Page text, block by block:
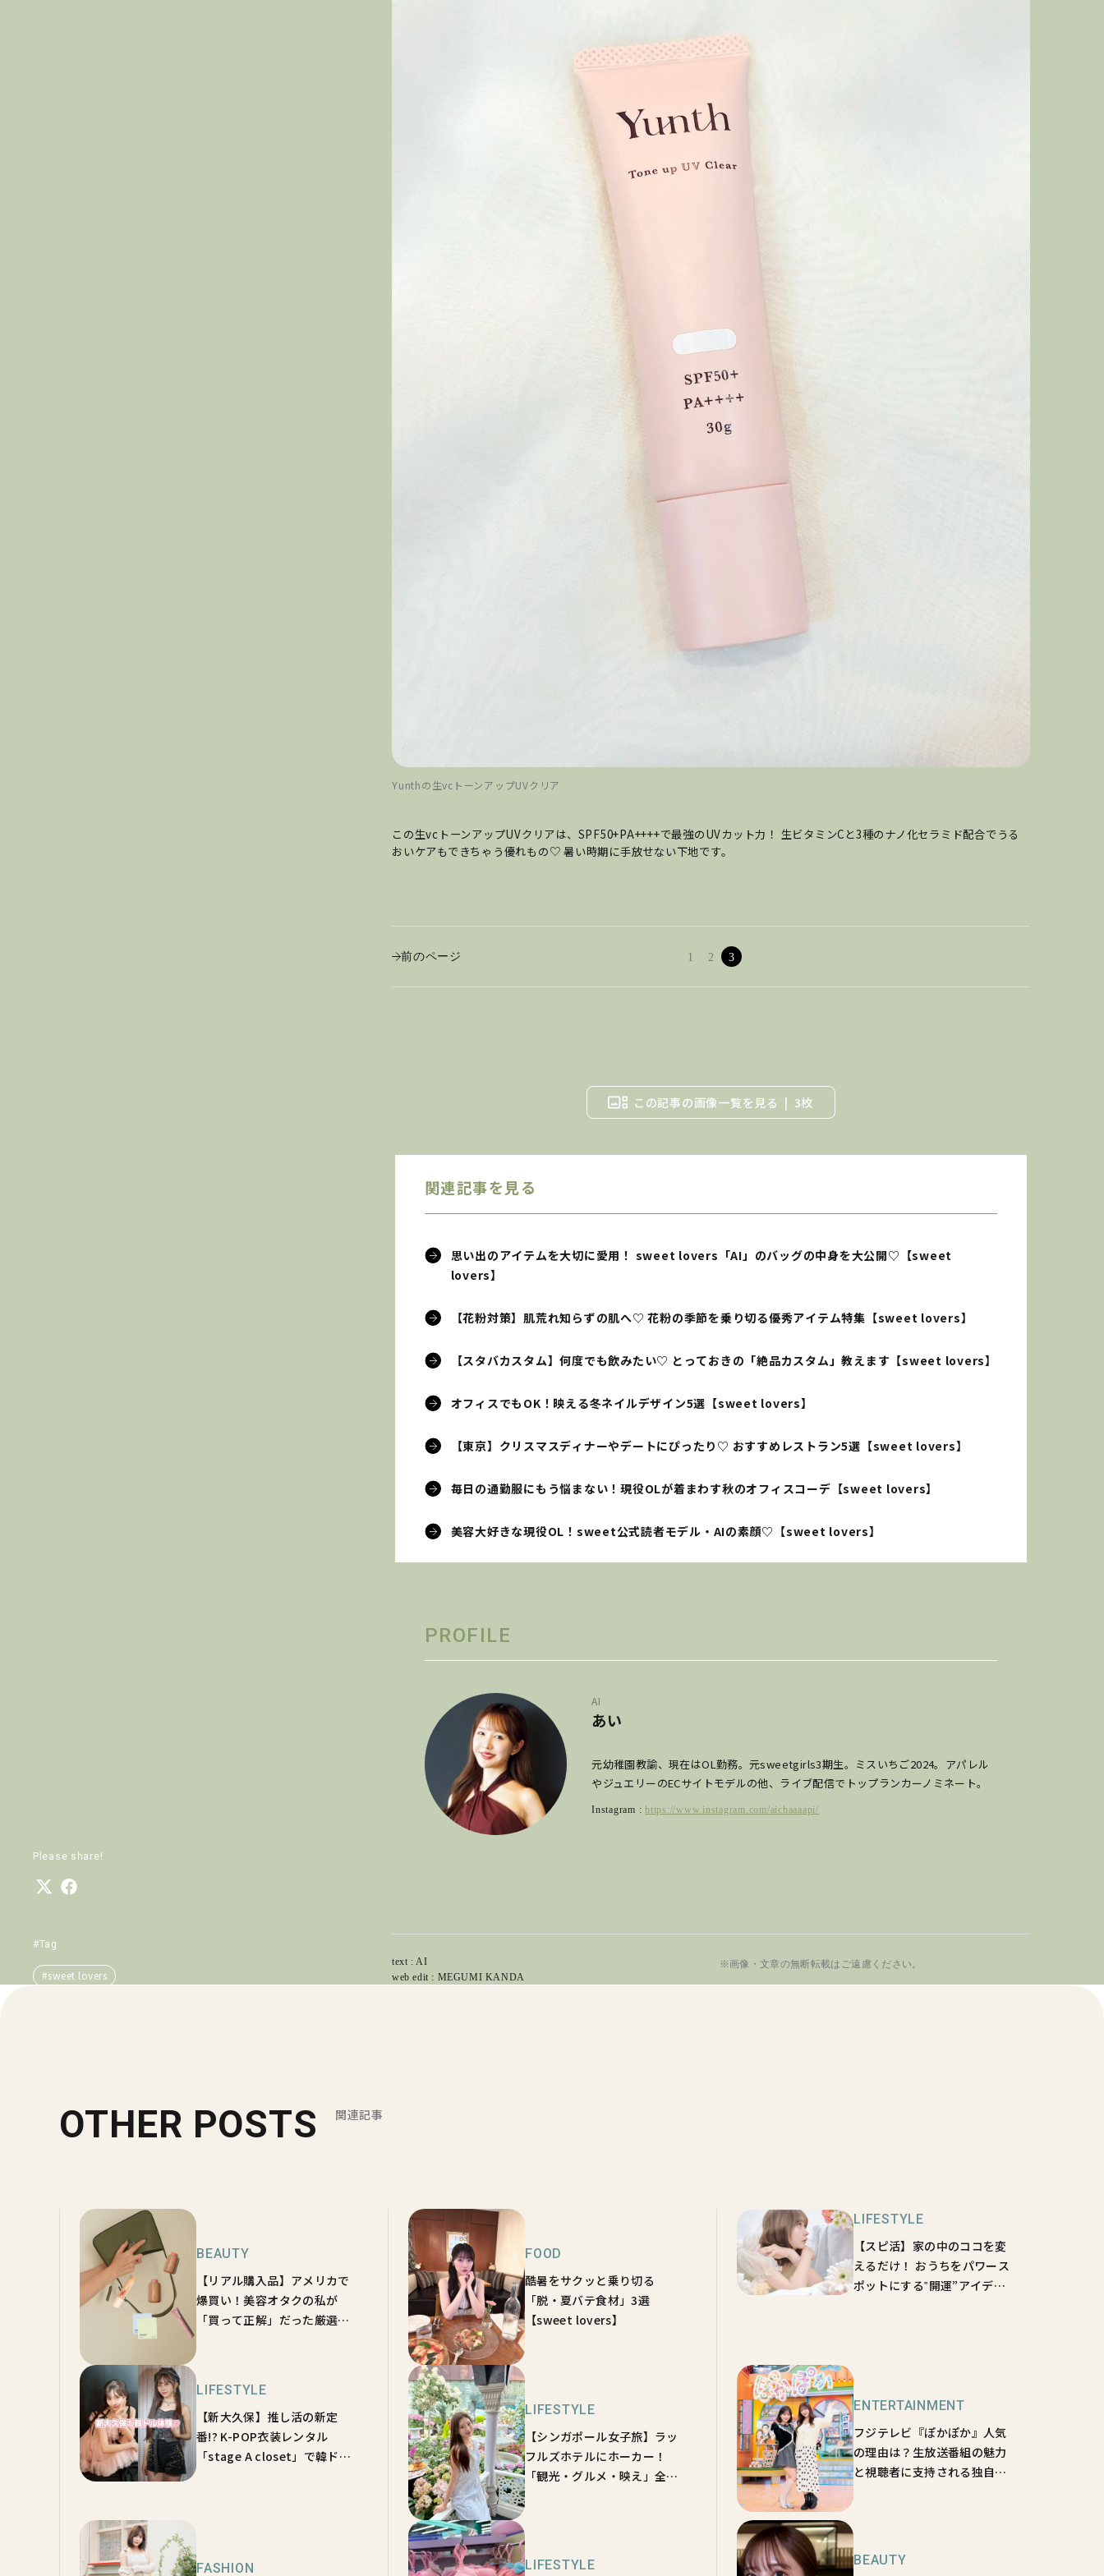
Please share!
#Tag
#sweet lovers
Yunthの生vcトーンアップUVクリア
この生vcトーンアップUVクリアは、SPF50+PA++++で最強のUVカット力！ 生ビタミンCと3種のナノ化セラミド配合でうる
おいケアもできちゃう優れもの♡ 暑い時期に手放せない下地です。
前のページ 1 2 3
この記事の画像一覧を見る 3枚
関連記事を見る
思い出のアイテムを大切に愛用！ sweet lovers「AI」のバッグの中身を大公開♡【sweet
lovers】
【花粉対策】肌荒れ知らずの肌へ♡ 花粉の季節を乗り切る優秀アイテム特集【sweet lovers】
【スタバカスタム】何度でも飲みたい♡ とっておきの「絶品カスタム」教えます【sweet lovers】
オフィスでもOK！映える冬ネイルデザイン5選【sweet lovers】
【東京】クリスマスディナーやデートにぴったり♡ おすすめレストラン5選【sweet lovers】
毎日の通勤服にもう悩まない！現役OLが着まわす秋のオフィスコーデ【sweet lovers】
美容大好きな現役OL！sweet公式読者モデル・AIの素顔♡【sweet lovers】
PROFILE
AI
あい
元幼稚園教諭、現在はOL勤務。元sweetgirls3期生。ミスいちご2024。アパレル
やジュエリーのECサイトモデルの他、ライブ配信でトップランカーノミネート。
Instagram :https://www.instagram.com/aichaaaapi/
text : AI
web edit : MEGUMI KANDA
※画像・文章の無断転載はご遠慮ください。
OTHER POSTS 関連記事
BEAUTY
【リアル購入品】アメリカで
爆買い！美容オタクの私が
「買って正解」だった厳選コ
FOOD
酷暑をサクッと乗り切る
「脱・夏バテ食材」3選
【sweet lovers】
LIFESTYLE
【スピ活】家の中のココを変
えるだけ！ おうちをパワース
ポットにする‟開運”アイデア
LIFESTYLE
【新大久保】推し活の新定
番!? K-POP衣装レンタル
「stage A closet」で韓ドル
LIFESTYLE
【シンガポール女子旅】ラッ
フルズホテルにホーカー！
「観光・グルメ・映え」全部
ENTERTAINMENT
フジテレビ『ぽかぽか』人気
の理由は？生放送番組の魅力
と視聴者に支持される独自の
FASHION LIFESTYLE BEAUTY